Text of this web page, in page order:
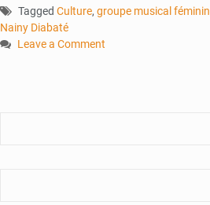
Tagged Culture, groupe musical féminin
Nainy Diabaté
Leave a Comment